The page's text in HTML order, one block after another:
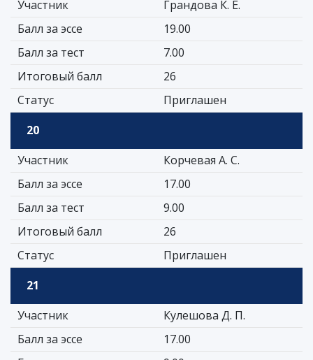
Участник
Грандова К. Е.
Балл за эссе
19.00
Балл за тест
7.00
Итоговый балл
26
Статус
Приглашен
20
Участник
Корчевая А. С.
Балл за эссе
17.00
Балл за тест
9.00
Итоговый балл
26
Статус
Приглашен
21
Участник
Кулешова Д. П.
Балл за эссе
17.00